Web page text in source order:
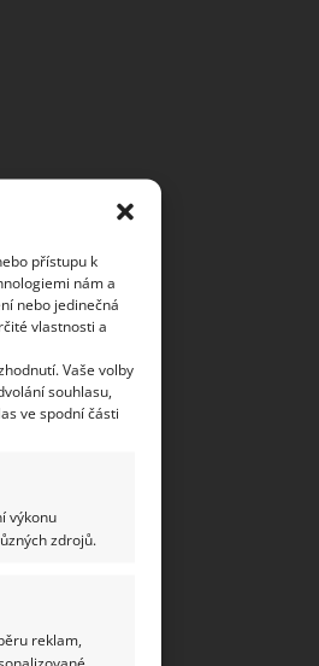
přístupu k
nám a
nebo jedinečná
vlastnosti a
Vaše volby
souhlasu,
ve spodní části
výkonu
zdrojů.
reklam,